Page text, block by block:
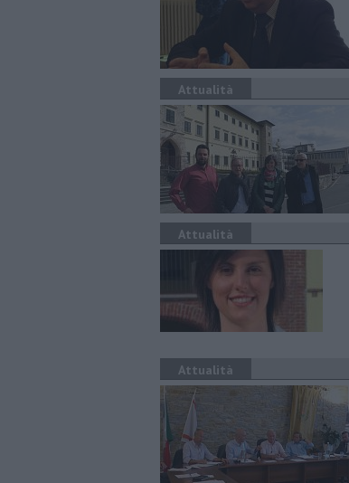
Attualità
Attualità
Attualità